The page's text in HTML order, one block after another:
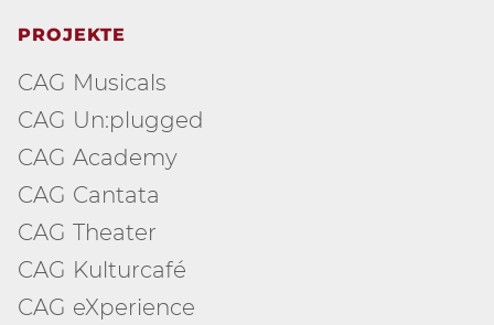
PROJEKTE
CAG Musicals
CAG Un:plugged
CAG Academy
CAG Cantata
CAG Theater
CAG Kulturcafé
CAG eXperience